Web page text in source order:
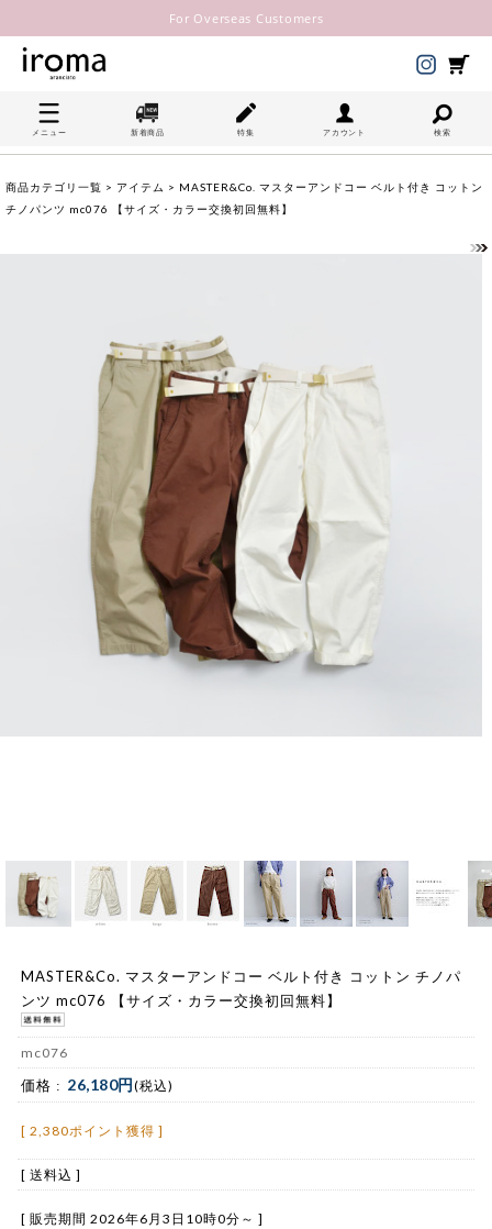
For Overseas Customers
メニュー 新着商品 特集 アカウント 検索
商品カテゴリ一覧 > アイテム > MASTER&Co. マスターアンドコー ベルト付き コットン
チノパンツ mc076 【サイズ・カラー交換初回無料】
MASTER&Co. マスターアンドコー ベルト付き コットン チノパ
ンツ mc076 【サイズ・カラー交換初回無料】
mc076
価格 : 26,180円(税込)
[ 2,380ポイント獲得 ]
[ 送料込 ]
[ 販売期間 2026年6月3日10時0分 ～ ]